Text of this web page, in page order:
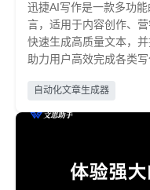
迅捷AI写作是一款多功
言，适用于内容创作、
快速生成高质量文本，
助力用户高效完成各类写
自动化文章生成器